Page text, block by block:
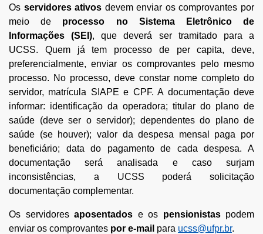
Os servidores ativos devem enviar os comprovantes por
meio de processo no Sistema Eletrônico de
Informações (SEI), que deverá ser tramitado para a
UCSS. Quem já tem processo de per capita, deve,
preferencialmente, enviar os comprovantes pelo mesmo
processo. No processo, deve constar nome completo do
servidor, matrícula SIAPE e CPF. A documentação deve
informar: identificação da operadora; titular do plano de
saúde (deve ser o servidor); dependentes do plano de
saúde (se houver); valor da despesa mensal paga por
beneficiário; data do pagamento de cada despesa. A
documentação será analisada e caso surjam
inconsistências, a UCSS poderá solicitação
documentação complementar.
Os servidores aposentados e os pensionistaspodem
enviar os comprovantes por e-mail para ucss@ufpr.br.